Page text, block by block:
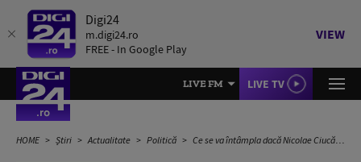
Digi24
m.digi24.ro
FREE - In Google Play
VIEW
LIVE FM LIVE TV
HOME Știri Actualitate Politică Ce se va întâmpla dacă Nicolae Ciucă vrea să demită un ministru PSD? Vasile Dîncu a explicat ce prevede protocolul coaliției